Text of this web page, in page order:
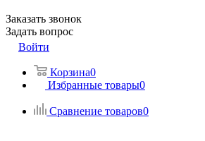
Заказать звонок
Задать вопрос
Войти
Корзина0
Избранные товары0
Сравнение товаров0